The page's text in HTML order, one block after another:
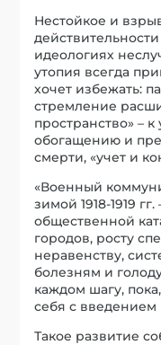
Нестойкое и
идеологиях
утопия всегда
хочет избежать:
стремление
пространство» –
обогащению и
смерти, «учет и
«Военный
зимой 1918-1919
общественной
городов, росту
неравенству,
болезням и
каждом шагу,
себя с
Такое развитие